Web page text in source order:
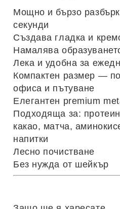
Мощно и бързо
секунди
Създава гладка и
Намалява
Лека и удобна за
Компактен размер —
офиса и пътуване
Елегантен premium
Подходяща за:
какао, матча,
напитки
Лесно почистване
Без нужда от шейкър